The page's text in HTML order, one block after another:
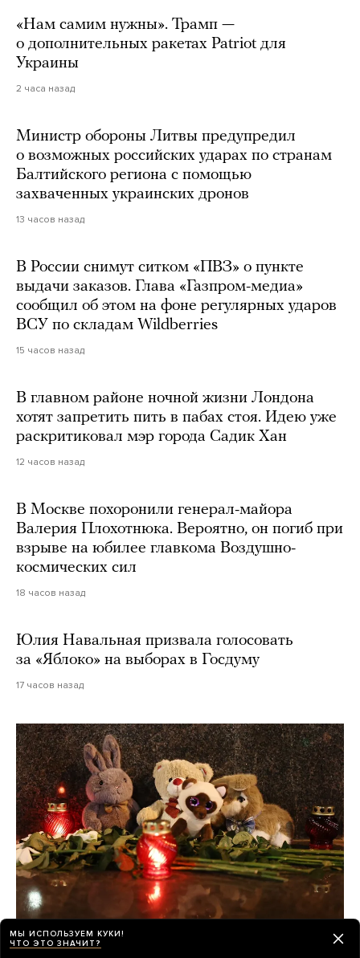
«Нам самим нужны». Трамп —
о дополнительных ракетах Patriot для
Украины
2 часа назад
Министр обороны Литвы предупредил
о возможных российских ударах по странам
Балтийского региона с помощью
захваченных украинских дронов
13 часов назад
В России снимут ситком «ПВЗ» о пункте
выдачи заказов. Глава «Газпром-медиа»
сообщил об этом на фоне регулярных ударов
ВСУ по складам Wildberries
15 часов назад
В главном районе ночной жизни Лондона
хотят запретить пить в пабах стоя. Идею уже
раскритиковал мэр города Садик Хан
12 часов назад
В Москве похоронили генерал-майора
Валерия Плохотнюка. Вероятно, он погиб при
взрыве на юбилее главкома Воздушно-
космических сил
18 часов назад
Юлия Навальная призвала голосовать
за «Яблоко» на выборах в Госдуму
17 часов назад
О погибших при падении украинского
МЫ ИСПОЛЬЗУЕМ КУКИ!
ЧТО ЭТО ЗНАЧИТ?